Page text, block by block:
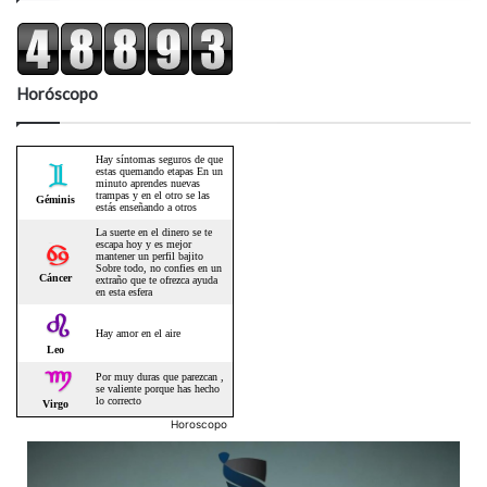
Horóscopo
Horoscopo